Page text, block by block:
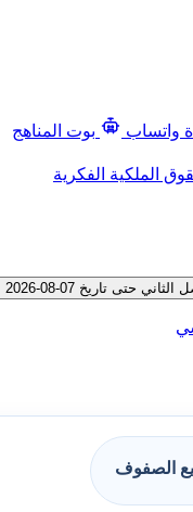
واتساب
بوت المناهج
الملكية الفكرية
تاريخ 07-08-2026
الصفوف